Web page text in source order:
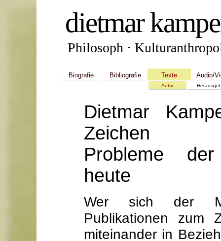
dietmar
Philosoph ·
Biografie Bibliografie Texte Audio/
Autor
Dietmar
Zeichen
Probleme der
heute
Wer sich der
Publikationen zum
miteinander in